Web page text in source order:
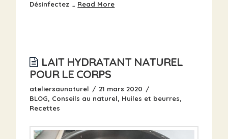
Désinfectez … Read More
LAIT HYDRATANT NATUREL
POUR LE CORPS
ateliersaunaturel
21 mars 2020
BLOG, Conseils au naturel, Huiles et beurres,
Recettes